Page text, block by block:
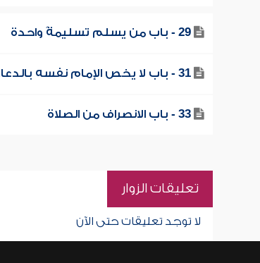
29 - باب من يسلم تسليمةً واحدة
31 - باب لا يخص الإمام نفسه بالدعاء
33 - باب الانصراف من الصلاة
تعليقات الزوار
لا توجد تعليقات حتى الآن